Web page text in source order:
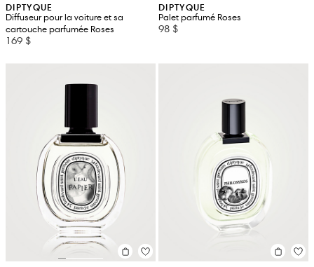
DIPTYQUE
Diffuseur pour la voiture et sa
cartouche parfumée Roses
169 $
DIPTYQUE
Palet parfumé Roses
98 $